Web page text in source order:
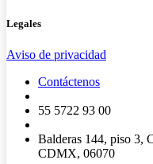
Legales
Aviso de privacidad
Contáctenos
55 5722 93 00
Balderas 144, piso 3,
CDMX, 06070